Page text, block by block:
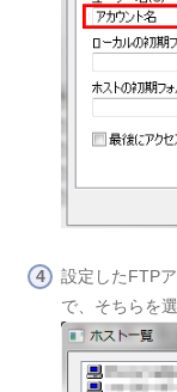
設定したFTP
で、そちらを